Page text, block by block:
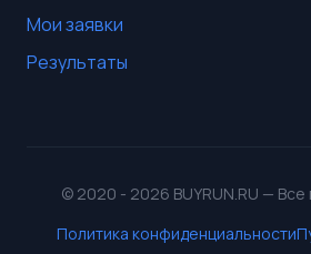
Мои заявки
Результаты
© 2020 - 2026 BUYRUN.RU —
Политика конфиденциальности